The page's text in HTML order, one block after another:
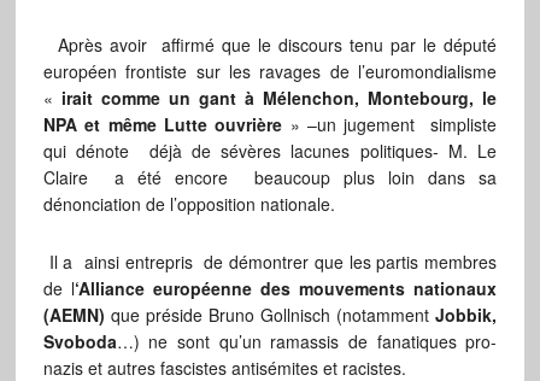
Après avoir affirmé que le discours tenu par le député
européen frontiste sur les ravages de l’euromondialisme
« irait comme un gant à Mélenchon, Montebourg, le
NPA et même Lutte ouvrière » –un jugement simpliste
qui dénote déjà de sévères lacunes politiques- M. Le
Claire a été encore beaucoup plus loin dans sa
dénonciation de l’opposition nationale.
Il a ainsi entrepris de démontrer que les partis membres
de l‘Alliance européenne des mouvements nationaux
(AEMN) que préside Bruno Gollnisch (notammentJobbik,
Svoboda…) ne sont qu’un ramassis de fanatiques pro-
nazis et autres fascistes antisémites et racistes.